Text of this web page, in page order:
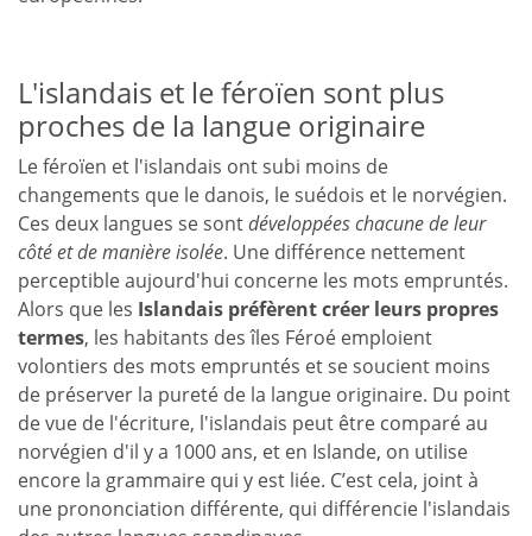
L'islandais et le féroïen sont plus
proches de la langue originaire
Le féroïen et l'islandais ont subi moins de
changements que le danois, le suédois et le norvégien.
Ces deux langues se sontdéveloppées chacune de leur
côté et de manière isolée. Une différence nettement
perceptible aujourd'hui concerne les mots empruntés.
Alors que les Islandais préfèrent créer leurs propres
termes, les habitants des îles Féroé emploient
volontiers des mots empruntés et se soucient moins
de préserver la pureté de la langue originaire. Du point
de vue de l'écriture, l'islandais peut être comparé au
norvégien d'il y a 1000 ans, et en Islande, on utilise
encore la grammaire qui y est liée. C’est cela, joint à
une prononciation différente, qui différencie l'islandais